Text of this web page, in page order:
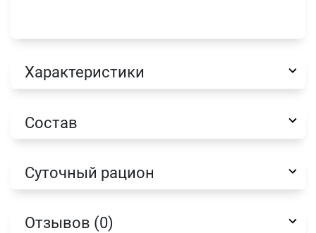
Характеристики
Состав
Суточный рацион
Отзывов (0)